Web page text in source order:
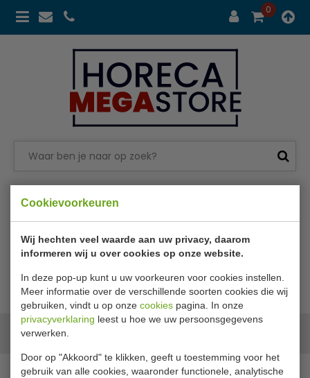
Cookievoorkeuren
Wij hechten veel waarde aan uw privacy, daarom
informeren wij u over cookies op onze website.
In deze pop-up kunt u uw voorkeuren voor cookies instellen.
Meer informatie over de verschillende soorten cookies die wij
gebruiken, vindt u op onze cookies pagina. In onze
privacyverklaring leest u hoe we uw persoonsgegevens
verwerken.
Door op "Akkoord" te klikken, geeft u toestemming voor het
gebruik van alle cookies, waaronder functionele, analytische
0
Merken Tecfrigo
Tecfrigo